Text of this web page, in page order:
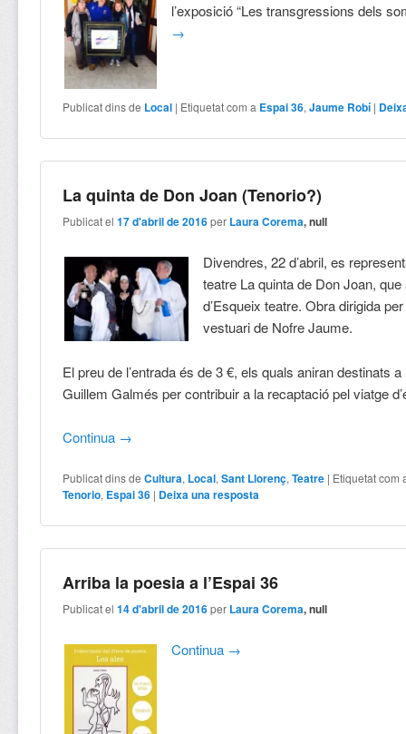
l’exposició “Les transgressions dels
→
Publicat dins de Local | Etiquetat com a Espai 36,Jaume Robí |
La quinta de Don Joan (Tenorio?)
Publicat el17 d'abril de 2016 per Laura Corema, null
Divendres, 22 d’abril, es
teatre La quinta de Don Joan,
d’Esqueix teatre. Obra dirigida
vestuari de Nofre Jaume.
El preu de l’entrada és de 3 €, els quals aniran destinats
Guillem Galmés per contribuir a la recaptació pel viatge
Continua →
Publicat dins de Cultura, Local,Sant Llorenç,Teatre | Etiquetat com
Tenorio, Espai 36 | Deixa una resposta
Arriba la poesia a l’Espai 36
Publicat el14 d'abril de 2016 per Laura Corema, null
Continua →